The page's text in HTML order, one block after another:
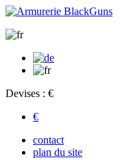
Devises : €
€
contact
plan du site